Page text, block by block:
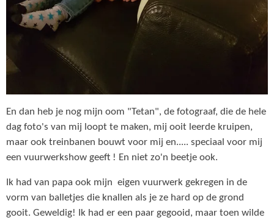
En dan heb je nog mijn oom "Tetan", de fotograaf, die de hele
dag foto's van mij loopt te maken, mij ooit leerde kruipen,
maar ook treinbanen bouwt voor mij en..... speciaal voor mij
een vuurwerkshow geeft ! En niet zo'n beetje ook.
Ik had van papa ook mijn eigen vuurwerk gekregen in de
vorm van balletjes die knallen als je ze hard op de grond
gooit. Geweldig! Ik had er een paar gegooid, maar toen wilde